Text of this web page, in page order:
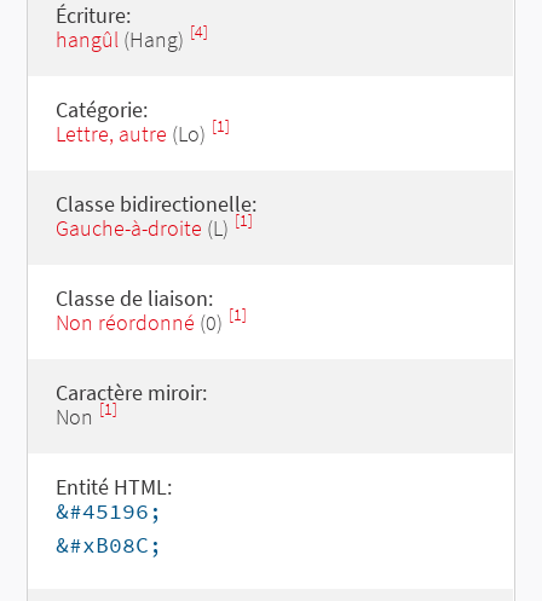
Écriture:
hangûl(Hang) [4]
Catégorie:
Lettre, autre (Lo) [1]
Classe bidirectionelle:
Gauche-à-droite (L) [1]
Classe de liaison:
Non réordonné (0) [1]
Caractère miroir:
Non [1]
Entité HTML:
&#45196;
&#xB08C;